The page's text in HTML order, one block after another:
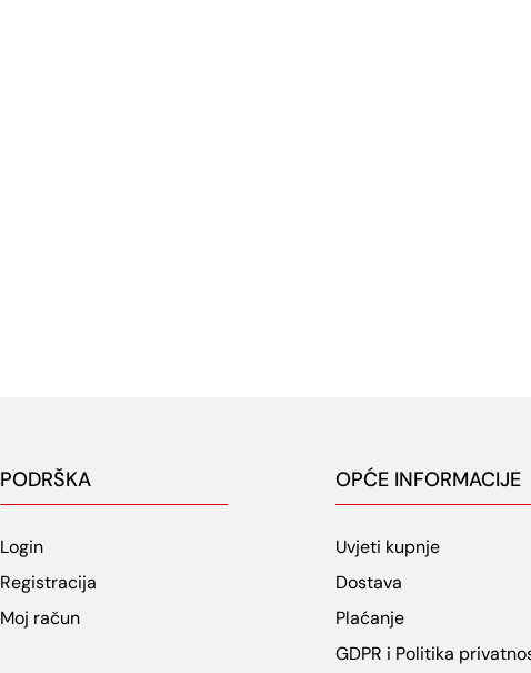
PODRŠKA
Login
Registracija
Moj račun
OPĆE INFORMACIJE
Uvjeti kupnje
Dostava
Plaćanje
GDPR i Politika